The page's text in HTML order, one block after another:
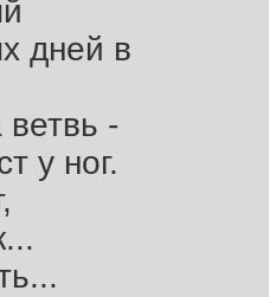
дней в
ветвь -
у ног.